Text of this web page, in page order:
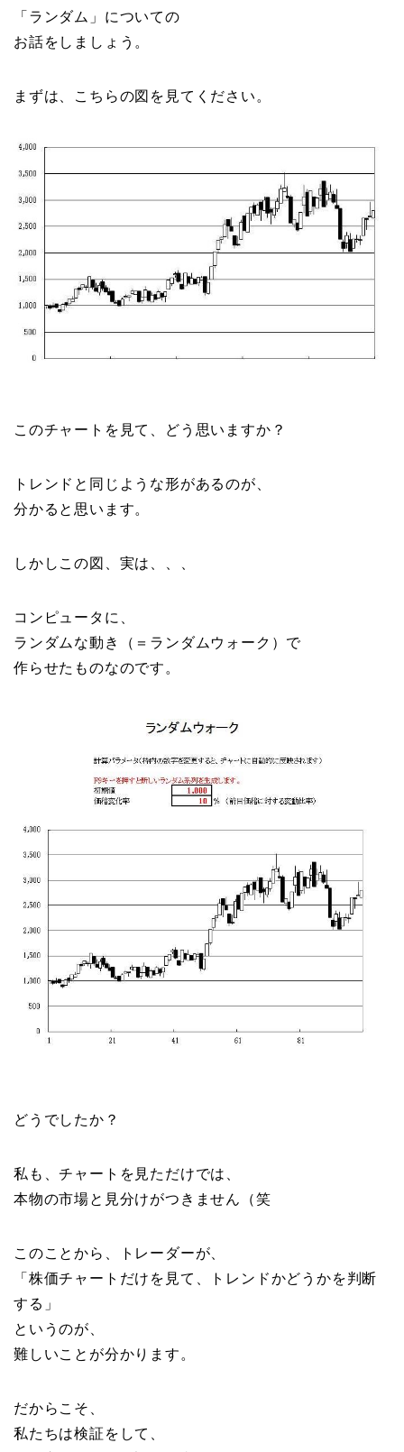
「ランダム」についての
お話をしましょう。
まずは、こちらの図を見てください。
このチャートを見て、どう思いますか？
トレンドと同じような形があるのが、
分かると思います。
しかしこの図、実は、、、
コンピュータに、
ランダムな動き（＝ランダムウォーク）で
作らせたものなのです。
どうでしたか？
私も、チャートを見ただけでは、
本物の市場と見分けがつきません（笑
このことから、トレーダーが、
「株価チャートだけを見て、トレンドかどうかを判断
する」
というのが、
難しいことが分かります。
だからこそ、
私たちは検証をして、